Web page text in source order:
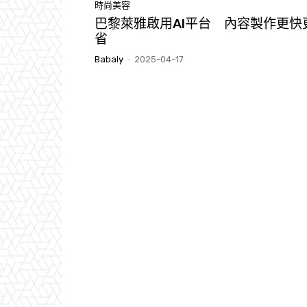
時尚美容
巴黎萊雅啟用AI平台 內容製作更快
省
Babaly - 2025-04-17